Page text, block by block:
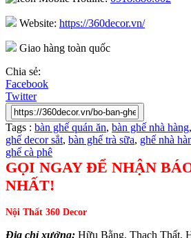
Website: https://360decor.vn/
Giao hàng toàn quốc
Chia sẻ:
Facebook
Twitter
Tags : bàn ghế quán ăn, bàn ghế nhà hàng,
ghế decor sắt, bàn ghế trà sữa, ghế nhà
ghế cà phê
GỌI NGAY ĐỂ NHẬN
NHẤT!
Nội Thất 360 Decor
Địa chỉ xưởng: Hữu Bằng, Thạch Thất,